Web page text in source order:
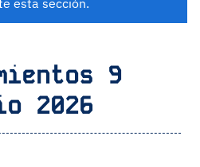
esta sección.
9
2026